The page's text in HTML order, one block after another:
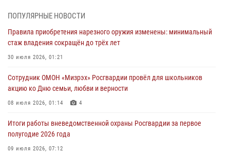
В Росгвардии вспоминают российских воинов, погибших в Первой
01 августа 2026, 10:19
Внесены изменения в правила проведения контрольного отстрела
31 июля 2026, 01:48
Правила приобретения нарезного оружия изменены: минимальный
30 июля 2026, 01:21
Росгвардейцы задержали гражданина за хулиганство и попытку
ПОПУЛЯРНЫЕ НОВОСТИ
Правила приобретения нарезного оружия изменены: минимальный
стаж владения сокращён до трёх лет
30 июля 2026, 01:21
Сотрудник ОМОН «Мизрэх» Росгвардии провёл для школьников
акцию ко Дню семьи, любви и верности
08 июля 2026, 01:14 4
Итоги работы вневедомственной охраны Росгвардии за первое
полугодие 2026 года
09 июля 2026, 07:12